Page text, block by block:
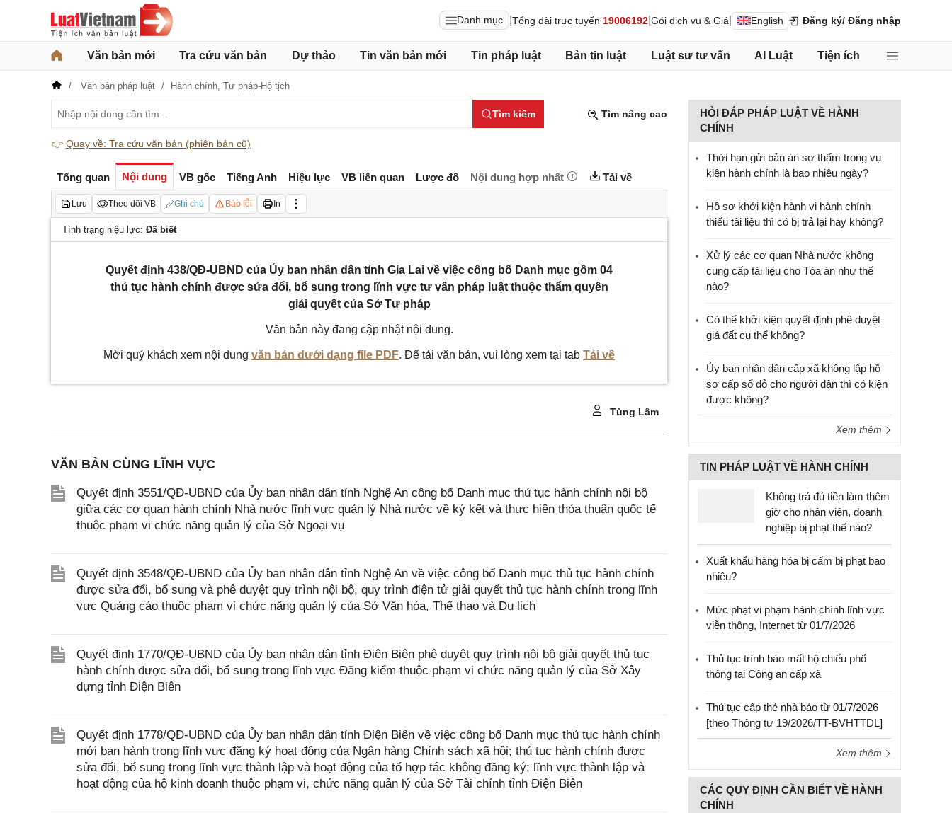
Danh mục Tổng đài trực tuyến 19006192 Gói dịch vụ & Giá English Đăng ký/ Đăng nhập
Văn bản mới Tra cứu văn bản Dự thảo Tin văn bản mới Tin pháp luật Bản tin luật Luật sư tư vấn AI Luật Tiện ích
Văn bản pháp luật Hành chính, Tư pháp-Hộ tịch
Tìm kiếm Tìm nâng cao
👉 Quay về: Tra cứu văn bản (phiên bản cũ)
Tổng quan Nội dung VB gốc Tiếng Anh Hiệu lực VB liên quan Lược đồ Nội dung hợp nhất Tải về
Lưu Theo dõi VB Ghi chú Báo lỗi In
Tình trạng hiệu lực: Đã biết
Quyết định 438/QĐ-UBND của Ủy ban nhân dân tỉnh Gia Lai ​về việc công bố Danh mục gồm 04
thủ tục hành chính được sửa đổi, bổ sung trong lĩnh vực tư vấn pháp luật thuộc thẩm quyền
giải quyết của Sở Tư pháp
Văn bản này đang cập nhật nội dung.
Mời quý khách xem nội dung văn bản dưới dạng file PDF. Để tải văn bản, vui lòng xem tại tab Tải về
Tùng Lâm
VĂN BẢN CÙNG LĨNH VỰC
Quyết định 3551/QĐ-UBND của Ủy ban nhân dân tỉnh Nghệ An công bố Danh mục thủ tục hành chính nội bộ
giữa các cơ quan hành chính Nhà nước lĩnh vực quản lý Nhà nước về ký kết và thực hiện thỏa thuận quốc tế
thuộc phạm vi chức năng quản lý của Sở Ngoại vụ
Quyết định 3548/QĐ-UBND của Ủy ban nhân dân tỉnh Nghệ An về việc công bố Danh mục thủ tục hành chính
được sửa đổi, bổ sung và phê duyệt quy trình nội bộ, quy trình điện tử giải quyết thủ tục hành chính trong lĩnh
vực Quảng cáo thuộc phạm vi chức năng quản lý của Sở Văn hóa, Thể thao và Du lịch
Quyết định 1770/QĐ-UBND của Ủy ban nhân dân tỉnh Điện Biên phê duyệt quy trình nội bộ giải quyết thủ tục
hành chính được sửa đổi, bổ sung trong lĩnh vực Đăng kiểm thuộc phạm vi chức năng quản lý của Sở Xây
dựng tỉnh Điện Biên
Quyết định 1778/QĐ-UBND của Ủy ban nhân dân tỉnh Điện Biên về việc công bố Danh mục thủ tục hành chính
mới ban hành trong lĩnh vực đăng ký hoạt động của Ngân hàng Chính sách xã hội; thủ tục hành chính được
sửa đổi, bổ sung trong lĩnh vực thành lập và hoạt động của tổ hợp tác không đăng ký; lĩnh vực thành lập và
hoạt động của hộ kinh doanh thuộc phạm vi, chức năng quản lý của Sở Tài chính tỉnh Điện Biên
HỎI ĐÁP PHÁP LUẬT VỀ HÀNH
CHÍNH
Thời hạn gửi bản án sơ thẩm trong vụ
kiện hành chính là bao nhiêu ngày?
Hồ sơ khởi kiện hành vi hành chính
thiếu tài liệu thì có bị trả lại hay không?
Xử lý các cơ quan Nhà nước không
cung cấp tài liệu cho Tòa án như thế
nào?
Có thể khởi kiện quyết định phê duyệt
giá đất cụ thể không?
Ủy ban nhân dân cấp xã không lập hồ
sơ cấp sổ đỏ cho người dân thì có kiện
được không?
Xem thêm
TIN PHÁP LUẬT VỀ HÀNH CHÍNH
Không trả đủ tiền làm thêm
giờ cho nhân viên, doanh
nghiệp bị phạt thế nào?
Xuất khẩu hàng hóa bị cấm bị phạt bao
nhiêu?
Mức phạt vi phạm hành chính lĩnh vực
viễn thông, Internet từ 01/7/2026
Thủ tục trình báo mất hộ chiếu phổ
thông tại Công an cấp xã
Thủ tục cấp thẻ nhà báo từ 01/7/2026
[theo Thông tư 19/2026/TT-BVHTTDL]
Xem thêm
CÁC QUY ĐỊNH CẦN BIẾT VỀ HÀNH
CHÍNH